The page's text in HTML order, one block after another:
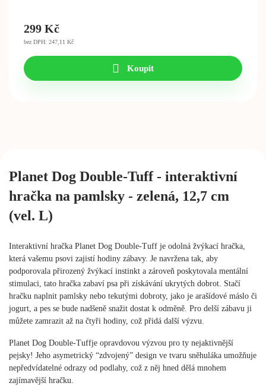
299 Kč
bez DPH: 247,11 Kč
Koupit
Planet Dog Double-Tuff - interaktivní
hračka na pamlsky - zelená, 12,7 cm
(vel. L)
Interaktivní hračka Planet Dog Double-Tuff je odolná žvýkací hračka,
která vašemu psovi zajistí hodiny zábavy. Je navržena tak, aby
podporovala přirozený žvýkací instinkt a zároveň poskytovala mentální
stimulaci, tato hračka zabaví psa při získávání ukrytých dobrot. Stačí
hračku naplnit pamlsky nebo tekutými dobroty, jako je arašídové máslo či
jogurt, a pes se bude nadšeně snažit dostat k odměně. Pro delší zábavu ji
můžete zamrazit až na čtyři hodiny, což přidá další výzvu.
Planet Dog Double-Tuffje opravdovou výzvou pro ty nejaktivnější
pejsky! Jeho asymetrický “zdvojený” design ve tvaru sněhuláka umožňuje
nepředvídatelné odrazy od podlahy, což z něj hned dělá mnohem
zajímavější hračku.